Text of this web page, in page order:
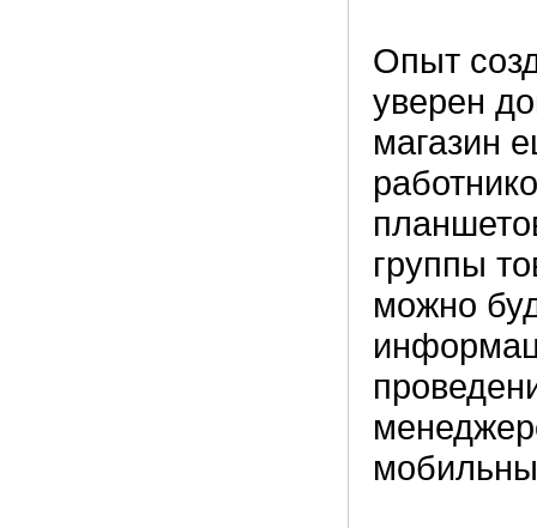
Опыт
уверен
магазин
группы
можно